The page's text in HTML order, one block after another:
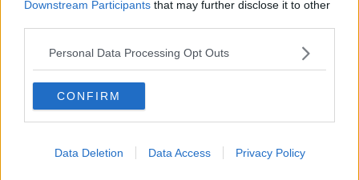
Downstream Participants that may further disclose it to other
Personal Data Processing Opt Outs
CONFIRM
Data Deletion Data Access Privacy Policy
L'evoluzione della specie
Il servizio
Riflessioni
L'Oscuro
Cristobal
Il paese dei balocchi
Ciò che resta